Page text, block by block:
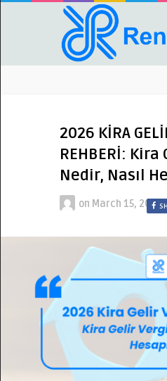
2026 KİRA
REHBERİ:
Nedir, Nasıl
on March 15, 2026